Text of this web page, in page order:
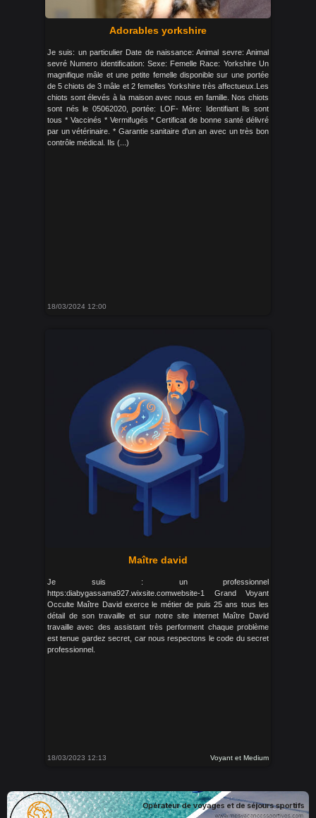
Adorables yorkshire
Je suis: un particulier Date de naissance: Animal sevre: Animal
sevré Numero identification: Sexe: Femelle Race: Yorkshire Un
magnifique mâle et une petite femelle disponible sur une portée
de 5 chiots de 3 mâle et 2 femelles Yorkshire très affectueux.Les
chiots sont élevés à la maison avec nous en famille. Nos chiots
sont nés le 05062020, portée: LOF- Mère: Identifiant Ils sont
tous * Vaccinés * Vermifugés * Certificat de bonne santé délivré
par un vétérinaire. * Garantie sanitaire d'un an avec un très bon
contrôle médical. Ils (...)
18/03/2024 12:00
Maître david
Je suis : un professionnel
https:diabygassama927.wixsite.comwebsite-1 Grand Voyant
Occulte Maître David exerce le métier de puis 25 ans tous les
détail de son travaille et sur notre site internet Maître David
travaille avec des assistant très performent chaque problème
est tenue gardez secret, car nous respectons le code du secret
professionnel.
18/03/2023 12:13 Voyant et Medium